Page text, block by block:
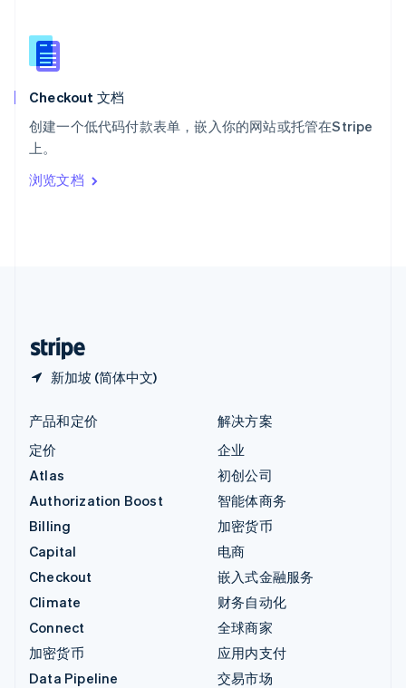
Checkout 文档
创建一个低代码付款表单，嵌入你的网站或托管在Stripe
上。
浏览文档
新加坡 (简体中文)
English
新西兰
匈牙利
意大利
印度
English
产品和定价
定价
Atlas
Authorization Boost
Billing
Capital
Checkout
Climate
Connect
加密货币
Data Pipeline
解决方案
企业
初创公司
智能体商务
加密货币
电商
嵌入式金融服务
财务自动化
全球商家
应用内支付
交易市场